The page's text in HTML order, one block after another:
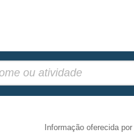
Informação oferecida por